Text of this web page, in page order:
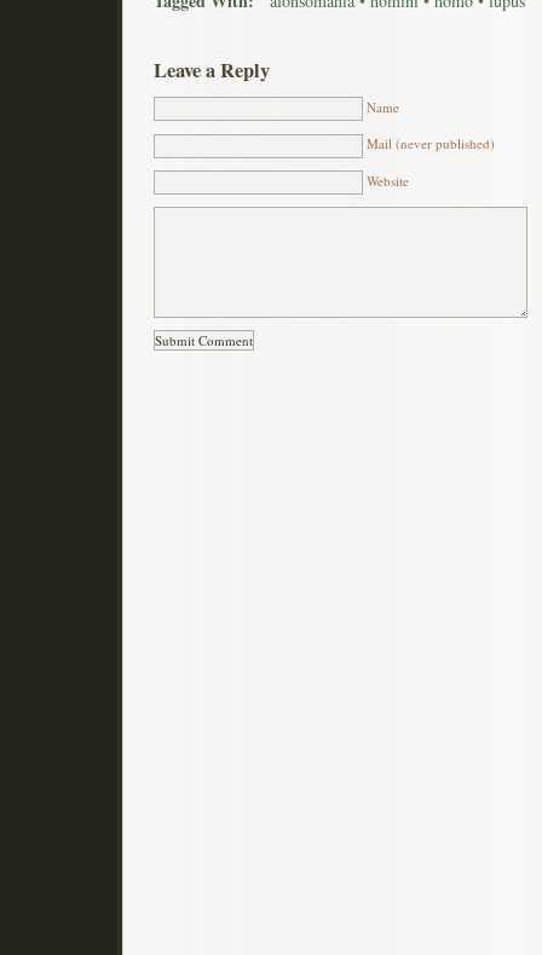
Leave a Reply
Name
Mail (never published)
Website